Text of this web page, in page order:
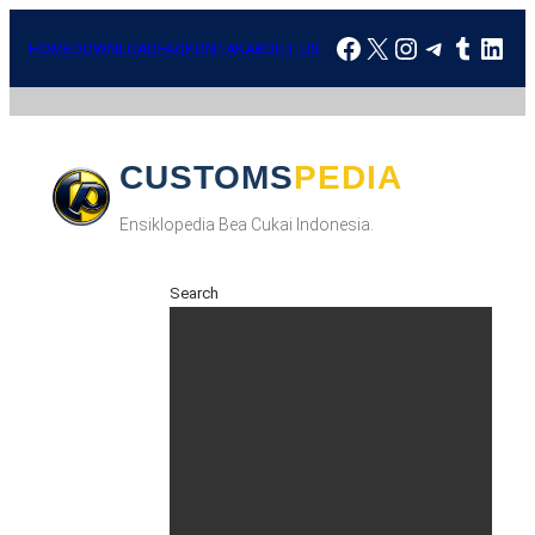
HOMEDOWNLOADFAQKONTAKABOUT US
CUSTOMSPEDIA
Ensiklopedia Bea Cukai Indonesia.
Search